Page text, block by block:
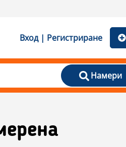
Вход | Регистриране
Намери